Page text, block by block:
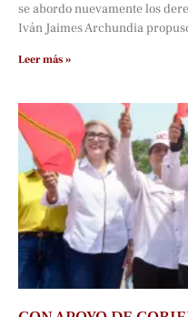
se abordo nuevamente los
Iván Jaimes Archundia
Leer más »